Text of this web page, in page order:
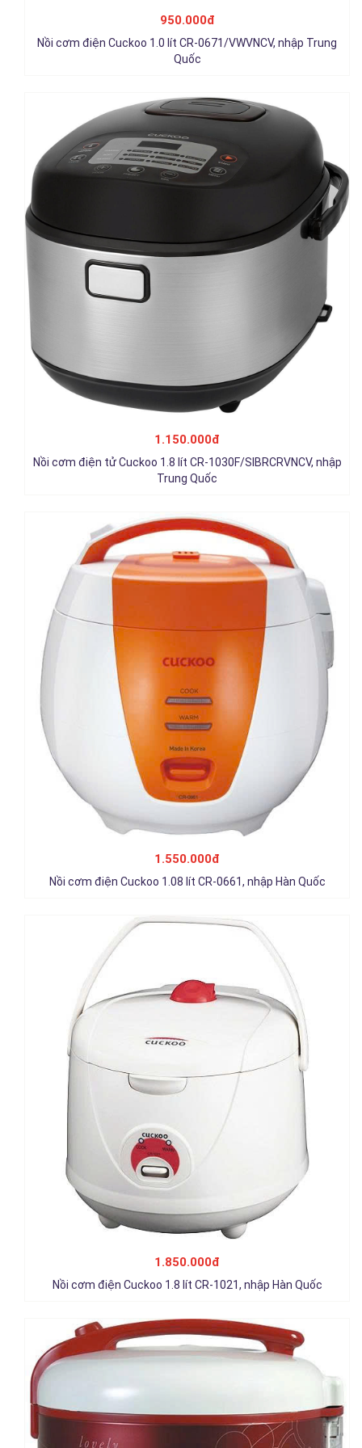
950.000đ
Nồi cơm điện Cuckoo 1.0 lít CR-0671/VWVNCV, nhập Trung
Quốc
1.150.000đ
Nồi cơm điện tử Cuckoo 1.8 lít CR-1030F/SIBRCRVNCV, nhập
Trung Quốc
Chi tiết
1.550.000đ
Nồi cơm điện Cuckoo 1.08 lít CR-0661, nhập Hàn Quốc
Chi tiết
1.850.000đ
Nồi cơm điện Cuckoo 1.8 lít CR-1021, nhập Hàn Quốc
Nồi cơm điện Cuckoo 1.8 lít CR-1021, nhập Hàn Quốc
1.850.000đ
Chi tiết
Nồi cơm nắp gài Cuckoo 2.0 lít CR-1122/REIVVNCV, nhập Hàn
Quốc
1.950.000đ
Chi tiết